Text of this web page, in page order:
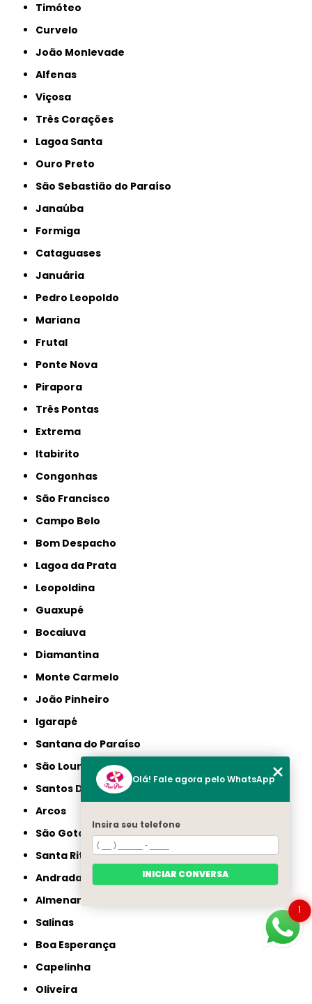
Timóteo
Curvelo
João Monlevade
Alfenas
Viçosa
Três Corações
Lagoa Santa
Ouro Preto
São Sebastião do Paraíso
Janaúba
Formiga
Cataguases
Januária
Pedro Leopoldo
Mariana
Frutal
Ponte Nova
Pirapora
Três Pontas
Extrema
Itabirito
Congonhas
São Francisco
Campo Belo
Bom Despacho
Lagoa da Prata
Leopoldina
Guaxupé
Bocaiuva
Diamantina
Monte Carmelo
João Pinheiro
Igarapé
Santana do Paraíso
São Lourenço
Santos Dumont
Arcos
São Gotardo
Santa Rita do Sapucaí
Andradas
Almenara
Salinas
Boa Esperança
Capelinha
Oliveira
1
Olá! Fale agora pelo WhatsApp
Insira seu telefone
INICIAR CONVERSA